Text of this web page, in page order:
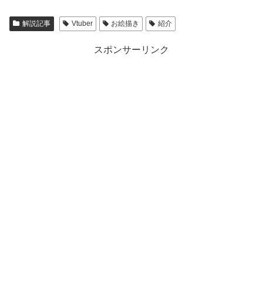
解説記事 Vtuber お絵描き 紹介
スポンサーリンク